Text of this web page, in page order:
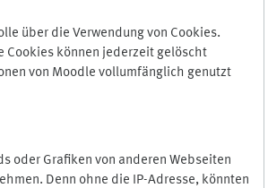
über die Verwendung von Cookies.
Cookies können jederzeit gelöscht
von Moodle vollumfänglich genutzt
oder Grafiken von anderen Webseiten
Denn ohne die IP-Adresse, könnten